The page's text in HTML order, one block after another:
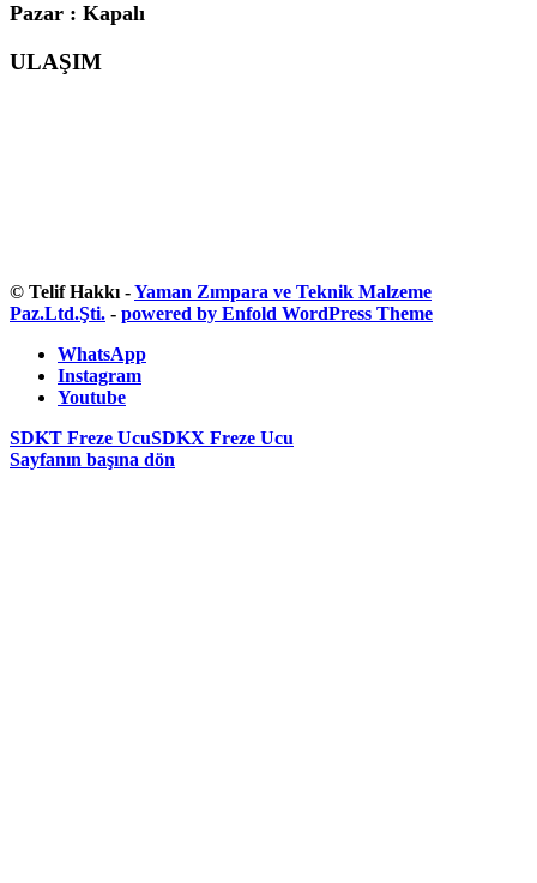
Pazar : Kapalı
ULAŞIM
© Telif Hakkı -Yaman Zımpara ve Teknik Malzeme
Paz.Ltd.Şti. - powered by Enfold WordPress Theme
WhatsApp
Instagram
Youtube
SDKT Freze UcuSDKX Freze Ucu
Sayfanın başına dön